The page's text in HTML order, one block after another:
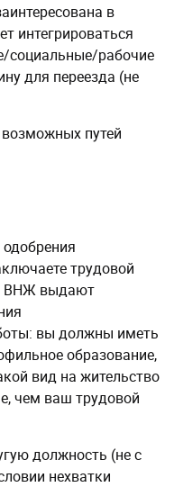
в
интегрироваться
социальные/рабочие
для переезда (не
путей
трудовой
ВНЖ выдают
вы должны иметь
образование,
вид на жительство
чем ваш трудовой
должность (не с
нехватки